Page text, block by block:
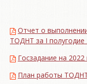
Отчет о
ТОДНТ за I полугодие
Госзадание на
План работы